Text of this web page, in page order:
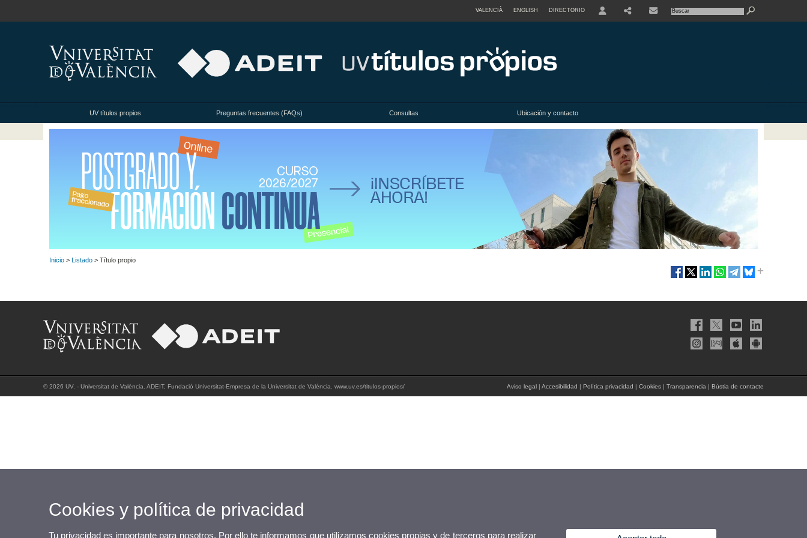
VALENCIÀ ENGLISH DIRECTORIO
UV títulos propios Preguntas frecuentes (FAQs) Consultas Ubicación y contacto
Inicio > Listado > Título propio
© 2026 UV. - Universitat de València. ADEIT, Fundació Universitat-Empresa de la Universitat de València. www.uv.es/titulos-propios/ Aviso legal | Accesibilidad | Política privacidad | Cookies | Transparencia | Bústia de contacte
Cookies y política de privacidad
Tu privacidad es importante para nosotros. Por ello te informamos que utilizamos cookies propias y de terceros para realizar